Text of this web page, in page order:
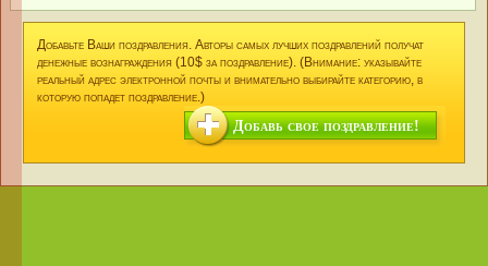
Добавьте Ваши поздравления. Авторы самых лучших поздравлений получат
денежные вознаграждения (10$ за поздравление). (Внимание: указывайте
реальный адрес электронной почты и внимательно выбирайте категорию, в
которую попадет поздравление.)
Добавь свое поздравление!